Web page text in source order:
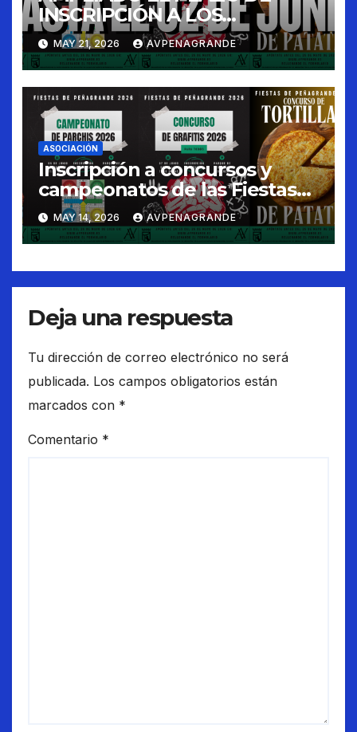
INSCRIPCIÓN A LOS
CONCURSOS FIESTAS 2026
MAY 21, 2026 AVPENAGRANDE
ASOCIACIÓN
Inscripción a concursos y
campeonatos de las Fiestas
de Peñagrande 2026
MAY 14, 2026 AVPENAGRANDE
Deja una respuesta
Tu dirección de correo electrónico no será
publicada. Los campos obligatorios están
marcados con *
Comentario *